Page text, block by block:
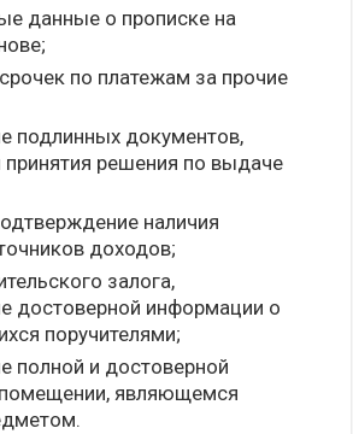
данные о прописке на
по платежам за прочие
подлинных документов,
решения по выдаче
наличия
доходов;
залога,
достоверной информации о
поручителями;
полной и достоверной
являющемся